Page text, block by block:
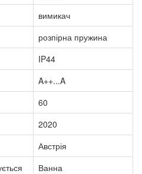
вимикач
розпірна пружина
IP44
A++...A
60
2020
Австрія
Ванна